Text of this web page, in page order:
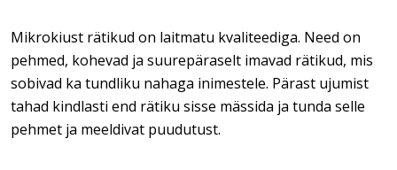
Mikrokiust rätikud on laitmatu kvaliteediga. Need on
pehmed, kohevad ja suurepäraselt imavad rätikud, mis
sobivad ka tundliku nahaga inimestele. Pärast ujumist
tahad kindlasti end rätiku sisse mässida ja tunda selle
pehmet ja meeldivat puudutust.